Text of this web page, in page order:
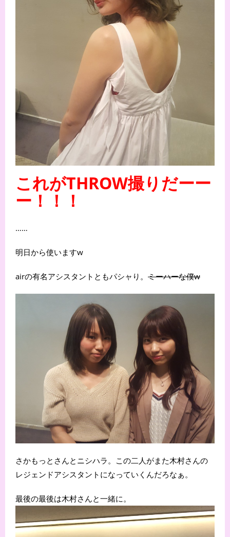
これがTHROW撮りだーー
ー！！！
……
明日から使いますw
airの有名アシスタントともパシャり。 ミーハーな僕w
さかもっとさんとニシハラ。この二人がまた木村さんの
レジェンドアシスタントになっていくんだろなぁ。
最後の最後は木村さんと一緒に。